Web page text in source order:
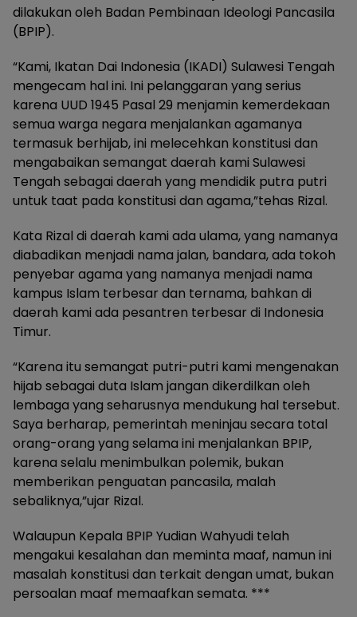
dilakukan oleh Badan Pembinaan Ideologi Pancasila
(BPIP).
“Kami, Ikatan Dai Indonesia (IKADI) Sulawesi Tengah
mengecam hal ini. Ini pelanggaran yang serius
karena UUD 1945 Pasal 29 menjamin kemerdekaan
semua warga negara menjalankan agamanya
termasuk berhijab, ini melecehkan konstitusi dan
mengabaikan semangat daerah kami Sulawesi
Tengah sebagai daerah yang mendidik putra putri
untuk taat pada konstitusi dan agama,”tehas Rizal.
Kata Rizal di daerah kami ada ulama, yang namanya
diabadikan menjadi nama jalan, bandara, ada tokoh
penyebar agama yang namanya menjadi nama
kampus Islam terbesar dan ternama, bahkan di
daerah kami ada pesantren terbesar di Indonesia
Timur.
“Karena itu semangat putri-putri kami mengenakan
hijab sebagai duta Islam jangan dikerdilkan oleh
lembaga yang seharusnya mendukung hal tersebut.
Saya berharap, pemerintah meninjau secara total
orang-orang yang selama ini menjalankan BPIP,
karena selalu menimbulkan polemik, bukan
memberikan penguatan pancasila, malah
sebaliknya,”ujar Rizal.
Walaupun Kepala BPIP Yudian Wahyudi telah
mengakui kesalahan dan meminta maaf, namun ini
masalah konstitusi dan terkait dengan umat, bukan
persoalan maaf memaafkan semata. ***